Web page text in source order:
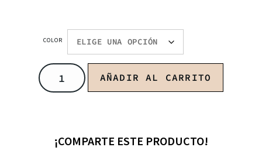
COLOR
AÑADIR AL CARRITO
¡COMPARTE ESTE PRODUCTO!